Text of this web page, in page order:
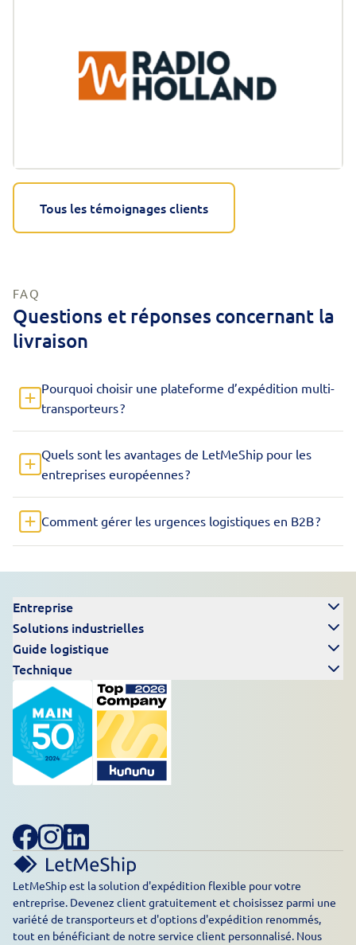
Tous les témoignages clients
FAQ
Questions et réponses concernant la
livraison
Pourquoi choisir une plateforme d’expédition multi-
transporteurs ?
Quels sont les avantages de LetMeShip pour les
entreprises européennes ?
Comment gérer les urgences logistiques en B2B ?
Entreprise
Solutions industrielles
Guide logistique
Technique
LetMeShip est la solution d'expédition flexible pour votre
entreprise. Devenez client gratuitement et choisissez parmi une
variété de transporteurs et d'options d'expédition renommés,
tout en bénéficiant de notre service client personnalisé. Nous